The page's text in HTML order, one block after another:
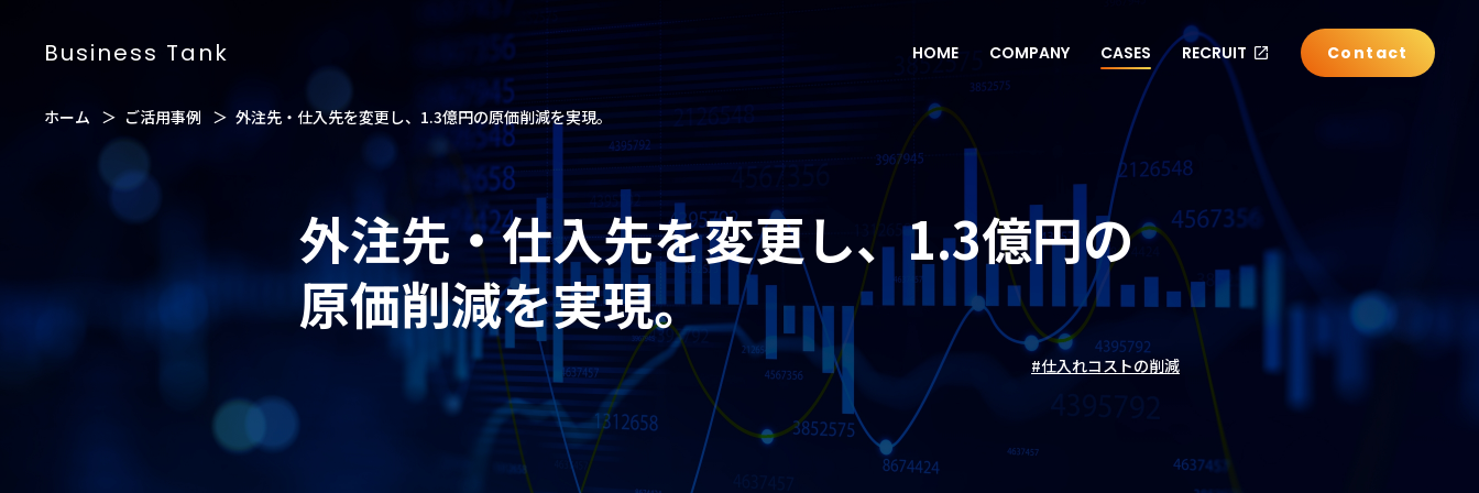
Business Tank HOME COMPANY CASES RECRUIT Contact
外注先・仕入先を変更し、1.3億円の
原価削減を実現。
#仕入れコストの削減
ホーム ご活用事例 外注先・仕入先を変更し、1.3億円の原価削減を実現。